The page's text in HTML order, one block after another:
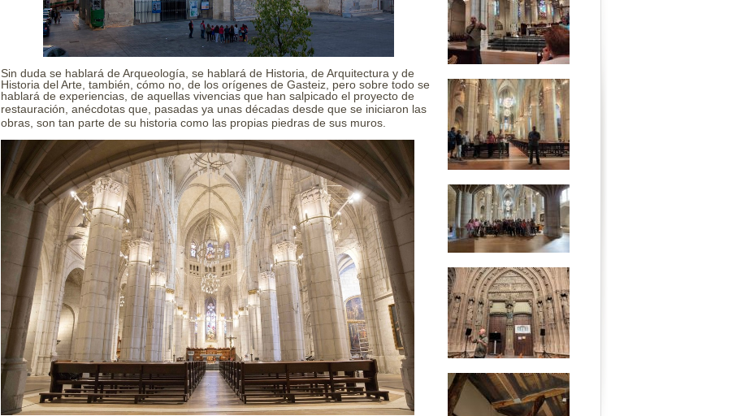
Sin duda se hablará de Arqueología, se hablará de Historia, de Arquitectura y de
Historia del Arte, también, cómo no, de los orígenes de Gasteiz, pero sobre todo se
hablará de experiencias, de aquellas vivencias que han salpicado el proyecto de
restauración, anécdotas que, pasadas ya unas décadas desde que se iniciaron las
obras, son tan parte de su historia como las propias piedras de sus muros.